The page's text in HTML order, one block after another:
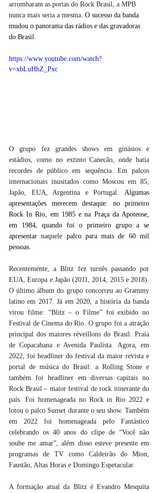
arrombaram as portas do Rock Brasil, a MPB
nunca mais seria a mesma. O sucesso da banda
mudou o panorama das rádios e das gravadoras
do Brasil.
https://www.youtube.com/watch?
v=xbLuHhZ_Pxc
O grupo fez grandes shows em ginásios e
estádios, como no extinto Canecão, onde batia
recordes de público em sequência. Em palcos
internacionais inusitados como Moscou em 85,
Japão, EUA, Argentina e Portugal. Algumas
apresentações merecem destaque: no primeiro
Rock In Rio, em 1985 e na Praça da Apoteose,
em 1984, quando foi o primeiro grupo a se
apresentar naquele palco para mais de 60 mil
pessoas.
Recentemente, a Blitz fez turnês passando por
EUA, Europa e Japão (2011, 2014, 2015 e 2018).
O último álbum do grupo concorreu ao Grammy
latino em 2017. Já em 2020, a história da banda
virou filme: “Blitz – o Filme” foi exibido no
Festival de Cinema do Rio. O grupo foi a atração
principal dos maiores réveillons do Brasil: Praia
de Copacabana e Avenida Paulista. Agora, em
2022, foi headliner do festival da maior revista e
portal de música do Brasil: a Rolling Stone e
também foi headliner em diversas capitais no
Rock Brasil – maior festival de rock itinerante do
país. Foi homenageada no Rock in Rio 2022 e
lotou o palco Sunset durante o seu show. Também
em 2022 foi homenageada pelo Fantástico
celebrando os 40 anos do clipe de “Você não
soube me amar”, além disso esteve presente em
programas de TV como Caldeirão do Mion,
Faustão, Altas Horas e Domingo Espetacular.
A formação atual da Blitz é Evandro Mesquita